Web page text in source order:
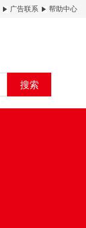
广告联系 帮助中心
搜索